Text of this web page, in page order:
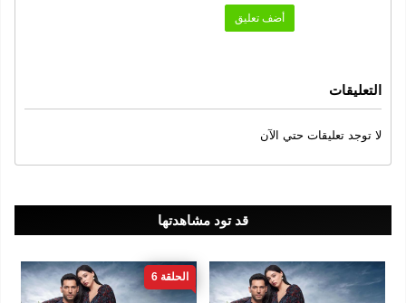
أضف تعليق
التعليقات
لا توجد تعليقات حتي الآن
قد تود مشاهدتها
الحلقة 6